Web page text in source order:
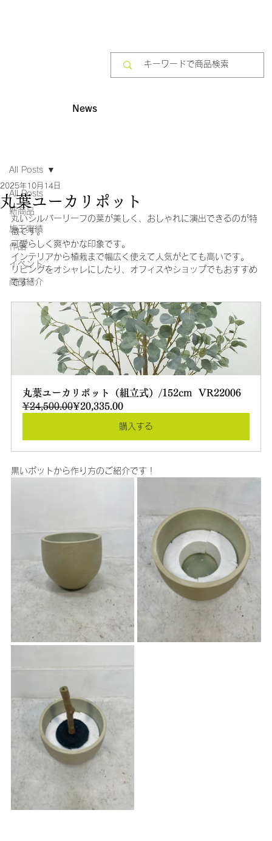
News
All Posts
新商品
施工実績
作品
イベント
商品紹介
All Posts
丸葉ユーカリポット
2025年10月14日
丸いシルバーリーフの葉が美しく、おしゃれに演出できるのが特
徴です。
可愛らしく爽やかな印象です。
インテリアから植栽まで幅広く使えて人気がとても高いです。
リビングをオシャレにしたり、オフィスやショップでもおすすめ
です！
丸葉ユーカリポット（組立式）/152cm  VR22006
¥24,500.00¥20,335.00
購入する
黒いポットから作り方のご紹介です！